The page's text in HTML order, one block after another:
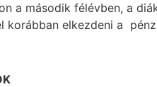
a második félévben, a
korábban elkezdeni a